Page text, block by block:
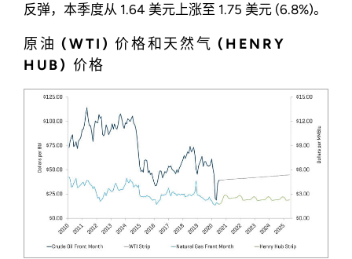
反弹，本季度从 1.64 美元上涨至 1.75 美元 (6.8%)。
原油 (WTI) 价格和天然气 (HENRY
HUB) 价格